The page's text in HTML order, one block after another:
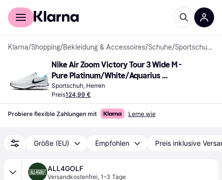
Für Shopper
Klarna/Shopping/Bekleidung & Accessoires/Schuhe/ Sportschuhe
Nike Air Zoom Victory Tour 3 Wide M -
Pure Platinum/White/Aquarius
Blue/Obsidian
Sportschuh, Herren
Preis124,99 €
Probiere flexible Zahlungen mit Lerne wie
Größe (EU) Empfohlen Preis inklusive
ALL4GOLF
Versandkostenfrei, 1–3 Tage